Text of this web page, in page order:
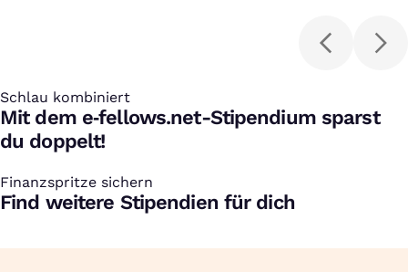
Schlau kombiniert
:
Mit dem e‑fellows.net-Stipendium sparst
du doppelt!
Finanzspritze sichern
:
Find weitere Stipendien für dich